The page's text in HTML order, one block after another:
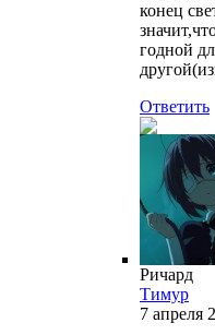
конец
годной
Ответить
Ричард
Тимур
7 апреля